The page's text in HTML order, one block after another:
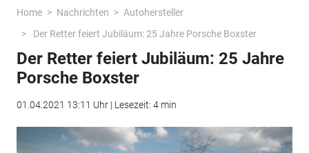
Home Nachrichten
Autohersteller
Der Retter feiert Jubiläum: 25 Jahre Porsche Boxster
Der Retter feiert Jubiläum: 25 Jahre
Porsche Boxster
01.04.2021 13:11 Uhr | Lesezeit: 4 min